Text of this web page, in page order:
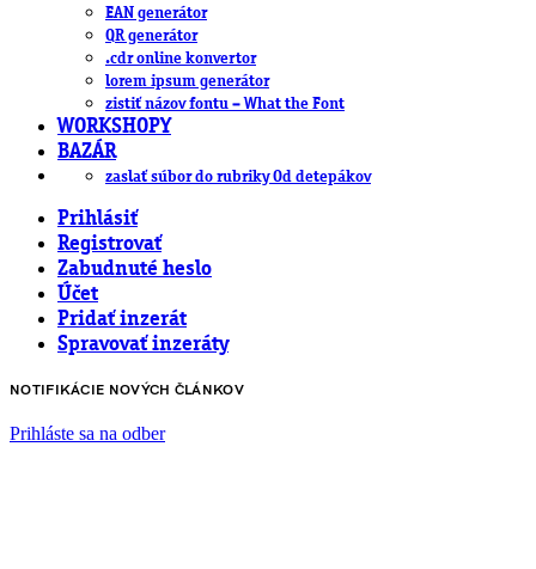
EAN generátor
QR generátor
.cdr online konvertor
lorem ipsum generátor
zistiť názov fontu – What the Font
WORKSHOPY
BAZÁR
zaslať súbor do rubriky Od detepákov
Prihlásiť
Registrovať
Zabudnuté heslo
Účet
Pridať inzerát
Spravovať inzeráty
NOTIFIKÁCIE NOVÝCH ČLÁNKOV
Prihláste sa na odber